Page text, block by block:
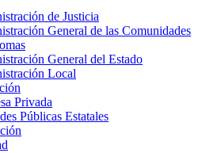
de Justicia
General de las Comunidades
General del Estado
Local
Privada
Públicas Estatales